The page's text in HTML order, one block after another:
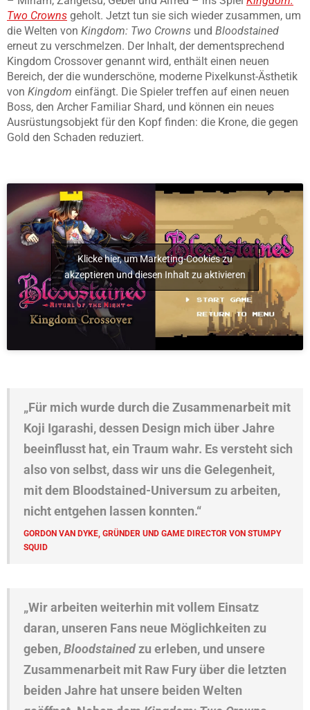
Two Crowns geholt. Jetzt tun sie sich wieder zusammen, um
die Welten von Kingdom: Two Crowns und Bloodstained
erneut zu verschmelzen. Der Inhalt, der dementsprechend
Kingdom Crossover genannt wird, enthält einen neuen
Bereich, der die wunderschöne, moderne Pixelkunst-Ästhetik
von Kingdom einfängt. Die Spieler treffen auf einen neuen
Boss, den Archer Familiar Shard, und können ein neues
Ausrüstungsobjekt für den Kopf finden: die Krone, die gegen
Gold den Schaden reduziert.
Klicke hier, um Marketing-Cookies zu
akzeptieren und diesen Inhalt zu aktivieren
„Für mich wurde durch die Zusammenarbeit mit
Koji Igarashi, dessen Design mich über Jahre
beeinflusst hat, ein Traum wahr. Es versteht sich
also von selbst, dass wir uns die Gelegenheit,
mit dem Bloodstained-Universum zu arbeiten,
nicht entgehen lassen konnten.“
GORDON VAN DYKE, GRÜNDER UND GAME DIRECTOR VON STUMPY
SQUID
„Wir arbeiten weiterhin mit vollem Einsatz
daran, unseren Fans neue Möglichkeiten zu
geben,Bloodstainedzu erleben, und unsere
Zusammenarbeit mit Raw Fury über die letzten
beiden Jahre hat unsere beiden Welten